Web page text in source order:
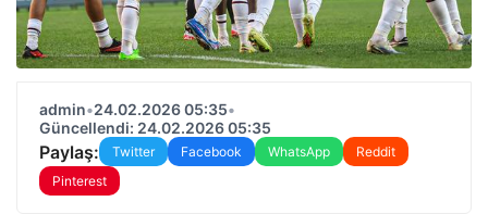
admin•24.02.2026 05:35•
Güncellendi: 24.02.2026 05:35
Paylaş: Twitter Facebook WhatsApp
Reddit
Pinterest